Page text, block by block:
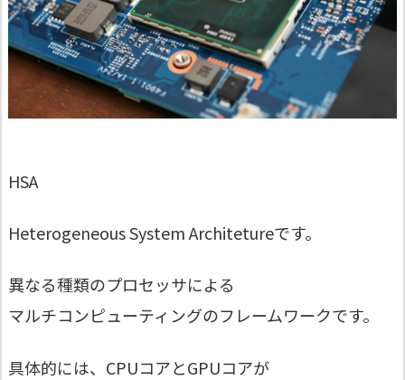
HSA
Heterogeneous System Architetureです。
異なる種類のプロセッサによる
マルチコンピューティングのフレームワークです。
具体的には、CPUコアとGPUコアが